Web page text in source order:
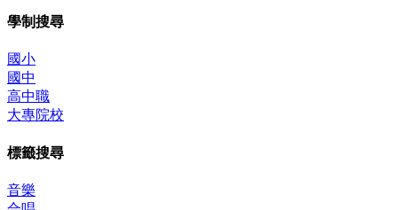
學制搜尋
國小
國中
高中職
大專院校
標籤搜尋
音樂